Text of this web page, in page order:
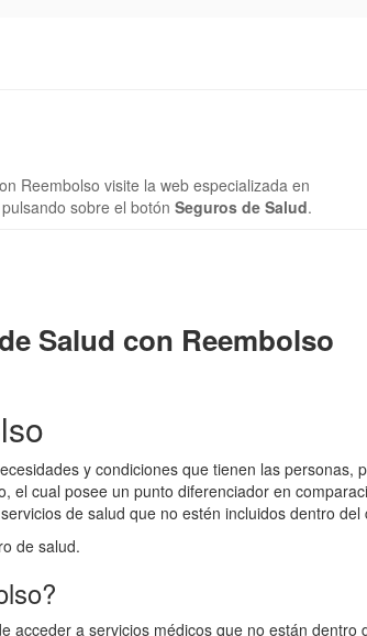
Reembolso visite la web especializada en
sobre el botón Seguros de Salud.
Salud con Reembolso
y condiciones que tienen las personas,
el cual posee un punto diferenciador en
de salud que no estén incluidos dentro
de salud.
acceder a servicios médicos que no están